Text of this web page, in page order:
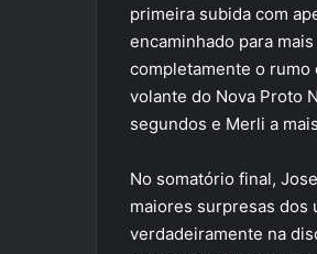
primeira subida com
encaminhado para
completamente o rumo
volante do Nova Proto
segundos e Merli a
No somatório final,
maiores surpresas dos
verdadeiramente na